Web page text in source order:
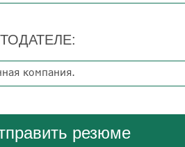
компания.
резюме